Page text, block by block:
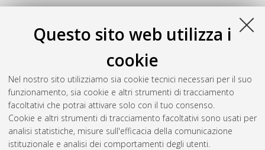
Questo sito web utilizza i
cookie
Nel nostro sito utilizziamo sia cookie tecnici necessari per il suo
funzionamento, sia cookie e altri strumenti di tracciamento
facoltativi che potrai attivare solo con il tuo consenso.
Cookie e altri strumenti di tracciamento facoltativi sono usati per
analisi statistiche, misure sull'efficacia della comunicazione
istituzionale e analisi dei comportamenti degli utenti.
M
Malerba, Alessandra (2017)
Interpretive Interactions among
Legal Systems and Argumentation Schemes
thesis], Alma Mater Studiorum Università di Bologna.
Dottorato di ricerca inLaw, science and technology, 29 Ciclo.
DOI 10.6092/unibo/amsdottorato/8204.
Questa lista e' stata generata il Thu Aug 6 20:48:26 2026